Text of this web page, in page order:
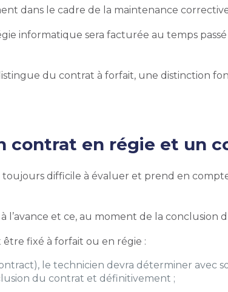
dans le cadre de la maintenance
informatique sera facturée au temps
du contrat à forfait, une distinction
contrat en régie et un
difficile à évaluer et prend en
l’avance et ce, au moment de la conclusion
fixé à forfait ou en régie :
le technicien devra déterminer avec
du contrat et définitivement ;